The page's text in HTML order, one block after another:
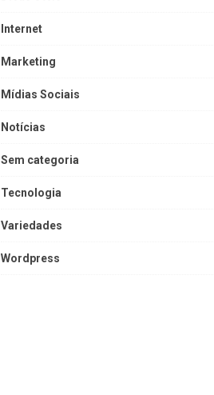
Internet
Marketing
Mídias Sociais
Notícias
Sem categoria
Tecnologia
Variedades
Wordpress